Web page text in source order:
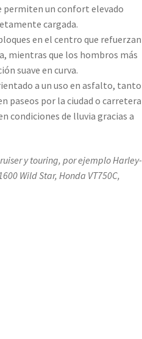
permiten un confort elevado
cargada.
en el centro que refuerzan
mientras que los hombros más
suave en curva.
a un uso en asfalto, tanto
paseos por la ciudad o carretera
condiciones de lluvia gracias a
y touring, por ejemplo Harley-
Wild Star, Honda VT750C,